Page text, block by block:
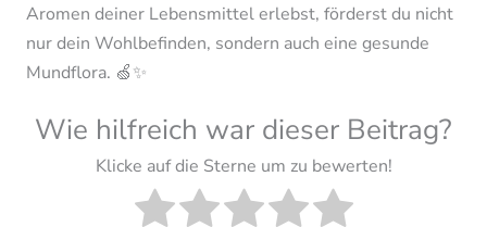
Aromen deiner Lebensmittel erlebst, förderst du nicht
nur dein Wohlbefinden, sondern auch eine gesunde
Mundflora. 🍏✨
Wie hilfreich war dieser Beitrag?
Klicke auf die Sterne um zu bewerten!